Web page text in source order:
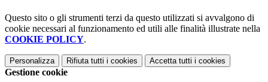
Questo sito o gli strumenti terzi da questo utilizzati si avvalgono di
cookie necessari al funzionamento ed utili alle finalità illustrate nella
COOKIE POLICY.
Personalizza Rifiuta tutti i cookies Accetta tutti i cookies
Gestione cookie